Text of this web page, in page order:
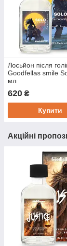
Лосьйон після
Goodfellas smile
мл
620 ₴
Купити
Акційні